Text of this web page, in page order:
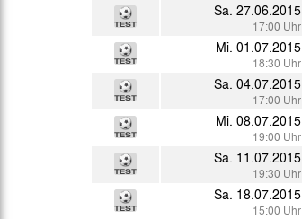
Sa. 27.06.2015
17:00 Uhr
Mi. 01.07.2015
18:30 Uhr
Sa. 04.07.2015
17:00 Uhr
Mi. 08.07.2015
19:00 Uhr
Sa. 11.07.2015
19:30 Uhr
Sa. 18.07.2015
15:00 Uhr